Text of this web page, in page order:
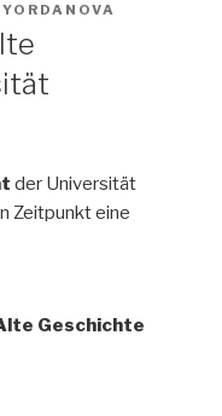
der Universität
Zeitpunkt eine
Geschichte